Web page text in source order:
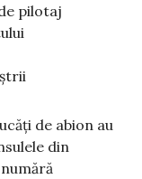
pilotaj
de abion au
din